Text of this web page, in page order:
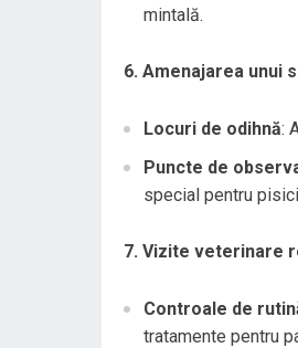
mintală.
6. Amenajarea unui
Locuri de odihnă:
Puncte de
special pentru
7. Vizite veterinare
Controale de
tratamente pentru